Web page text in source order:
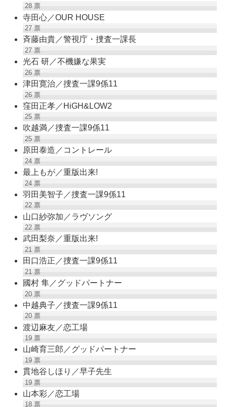
28票
寺田心／OUR HOUSE
27票
斉藤由貴／警視庁・捜査一課長
27票
光石 研／不機嫌な果実
26票
津田寛治／捜査一課9係11
26票
窪田正孝／HiGH&LOW2
25票
吹越満／捜査一課9係11
25票
原田泰造／コントレール
24票
最上もが／重版出来!
24票
羽田美智子／捜査一課9係11
22票
山口紗弥加／ラヴソング
22票
武田梨奈／重版出来!
21票
田口浩正／捜査一課9係11
21票
國村 隼／グッドパートナー
20票
中越典子／捜査一課9係11
20票
渡辺麻友／恋工場
19票
山崎育三郎／グッドパートナー
19票
貫地谷しほり／早子先生
19票
山本彩／恋工場
18票